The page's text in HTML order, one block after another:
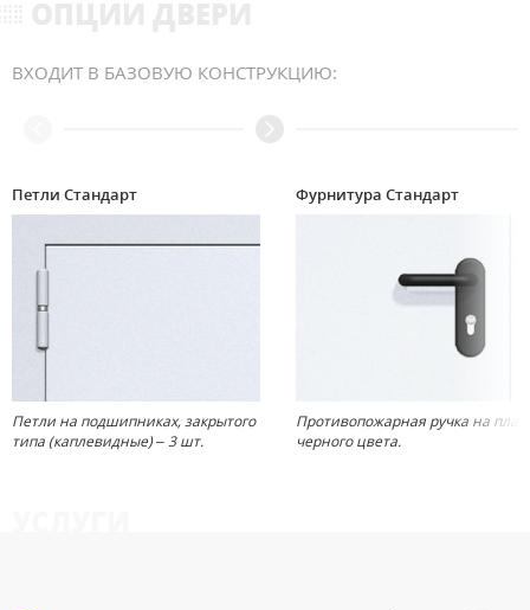
ВХОДИТ В БАЗОВУЮ КОНСТРУКЦИЮ:
Петли Стандарт
Петли на подшипниках, закрытого
типа (каплевидные) – 3 шт.
Фурнитура Стандарт
Противопожарная ручка на
черного цвета.